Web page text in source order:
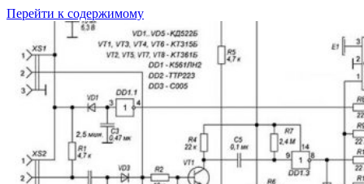
Перейти к содержимому